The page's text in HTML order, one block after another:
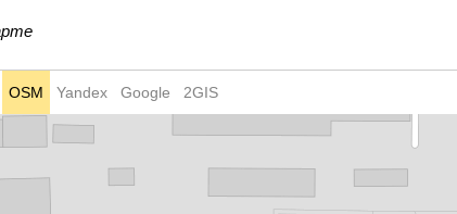
OSM Yandex Google 2GIS